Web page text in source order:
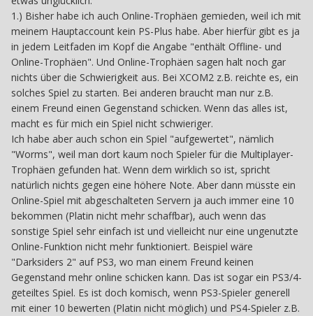
1.) Bisher habe ich auch Online-Trophäen gemieden, weil ich mit
meinem Hauptaccount kein PS-Plus habe. Aber hierfür gibt es ja
in jedem Leitfaden im Kopf die Angabe "enthält Offline- und
Online-Trophäen". Und Online-Trophäen sagen halt noch gar
nichts über die Schwierigkeit aus. Bei XCOM2 z.B. reichte es, ein
solches Spiel zu starten. Bei anderen braucht man nur z.B.
einem Freund einen Gegenstand schicken. Wenn das alles ist,
macht es für mich ein Spiel nicht schwieriger.
Ich habe aber auch schon ein Spiel "aufgewertet", nämlich
"Worms", weil man dort kaum noch Spieler für die Multiplayer-
Trophäen gefunden hat. Wenn dem wirklich so ist, spricht
natürlich nichts gegen eine höhere Note. Aber dann müsste ein
Online-Spiel mit abgeschalteten Servern ja auch immer eine 10
bekommen (Platin nicht mehr schaffbar), auch wenn das
sonstige Spiel sehr einfach ist und vielleicht nur eine ungenutzte
Online-Funktion nicht mehr funktioniert. Beispiel wäre
"Darksiders 2" auf PS3, wo man einem Freund keinen
Gegenstand mehr online schicken kann. Das ist sogar ein PS3/4-
geteiltes Spiel. Es ist doch komisch, wenn PS3-Spieler generell
mit einer 10 bewerten (Platin nicht möglich) und PS4-Spieler z.B.